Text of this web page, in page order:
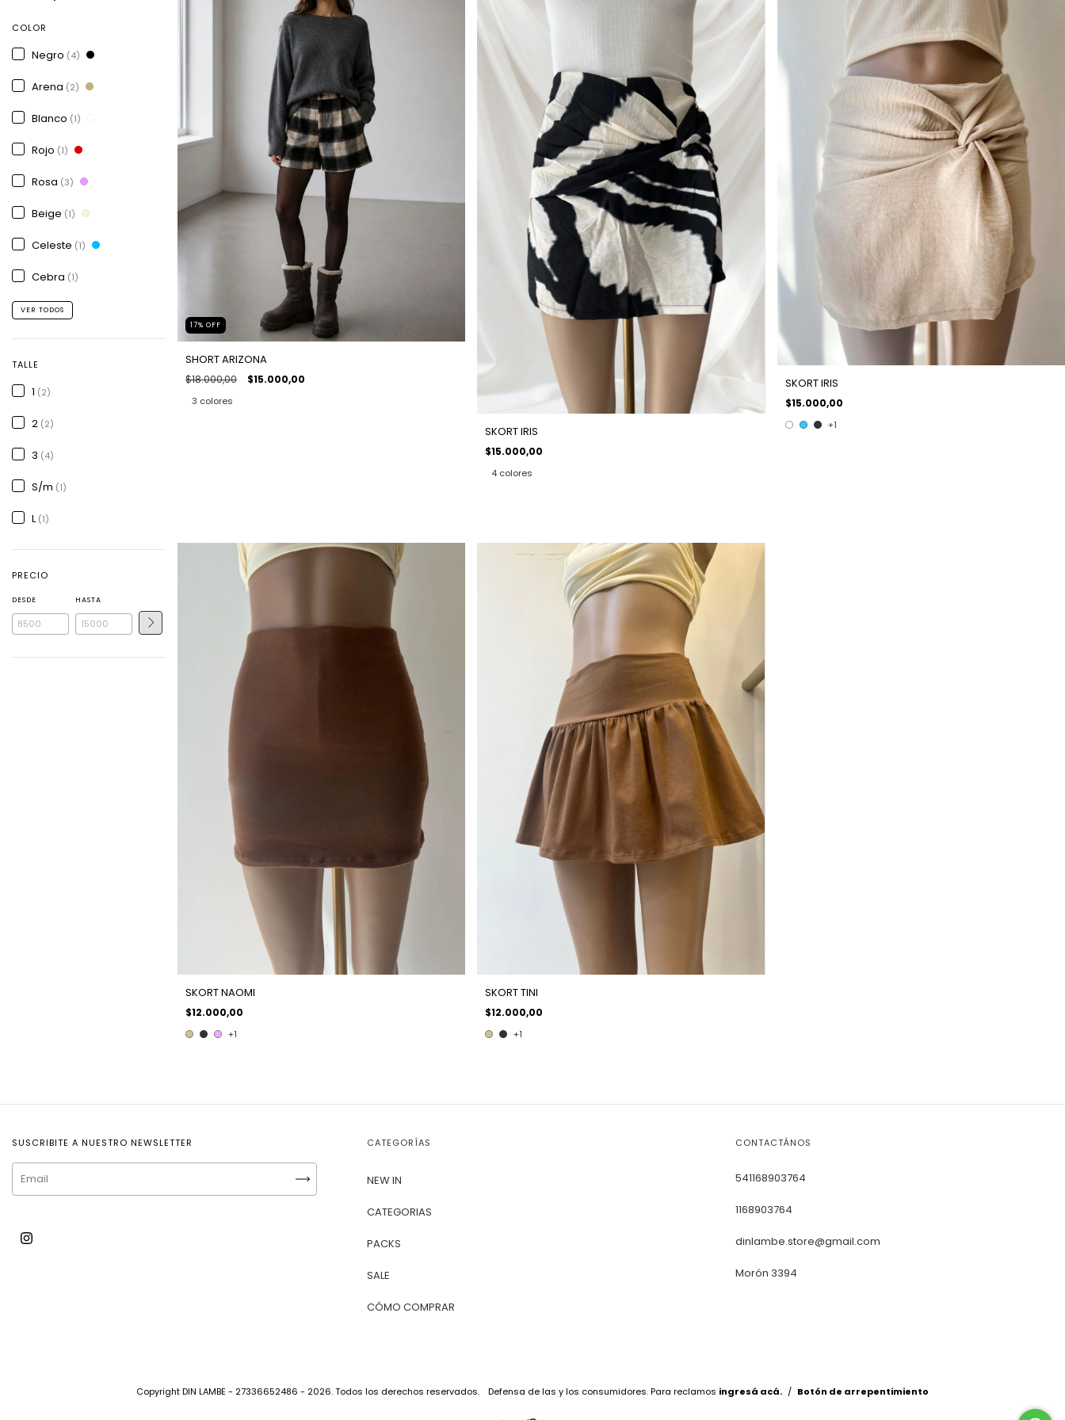
COLOR
Negro (4)
Arena (2)
Blanco (1)
Rojo (1)
Rosa (3)
Beige (1)
Celeste (1)
Cebra (1)
VER TODOS
TALLE
1 (2)
2 (2)
3 (4)
S/m (1)
L(1)
PRECIO
DESDE HASTA
17% OFF
SHORT ARIZONA
$18.000,00 $15.000,00
3 colores
SKORT IRIS
$15.000,00
4 colores
SKORT IRIS
$15.000,00
+1
SKORT NAOMI
$12.000,00
+1
SKORT TINI
$12.000,00
+1
SUSCRIBITE A NUESTRO NEWSLETTER CATEGORÍAS
NEW IN
CATEGORIAS
PACKS
SALE
CÓMO COMPRAR
CONTACTÁNOS
541168903764
1168903764
dinlambe.store@gmail.com
Morón 3394
Copyright DIN LAMBE - 27336652486 - 2026. Todos los derechos reservados. Defensa de las y los consumidores. Para reclamos ingresá acá. / Botón de arrepentimiento